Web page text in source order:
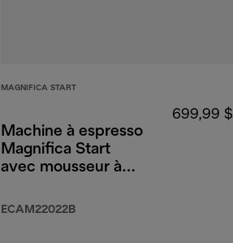
MAGNIFICA START
Machine à espresso
Magnifica Start
avec mousseur à
ECAM22022B
699,99 $